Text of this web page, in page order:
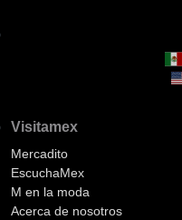
Visitamex
Mercadito
EscuchaMex
M en la moda
Acerca de nosotros